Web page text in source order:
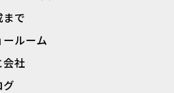
で
ールーム
会社
グ